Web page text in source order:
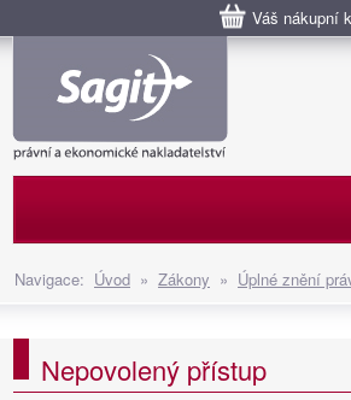
Váš nákupní
Navigace: Úvod » Zákony » Úplné znění
Nepovolený přístup